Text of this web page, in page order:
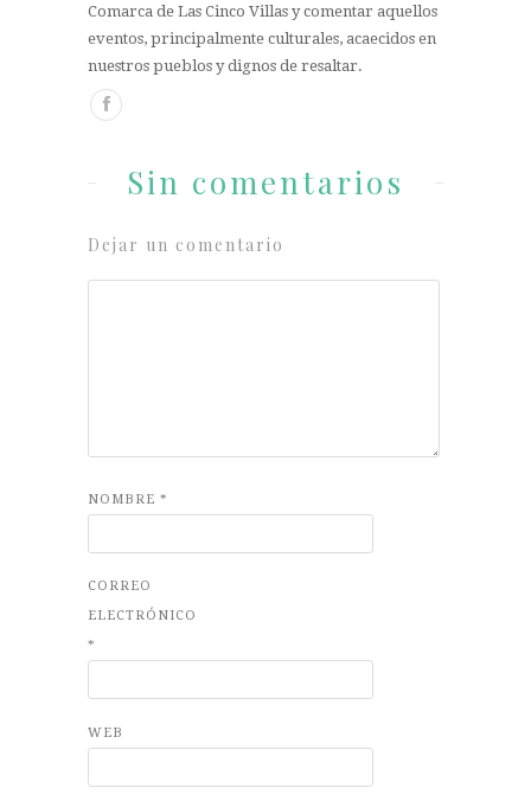
Comarca de Las Cinco Villas y comentar aquellos
eventos, principalmente culturales, acaecidos en
nuestros pueblos y dignos de resaltar.
Sin comentarios
Dejar un comentario
NOMBRE *
CORREO
ELECTRÓNICO
*
WEB